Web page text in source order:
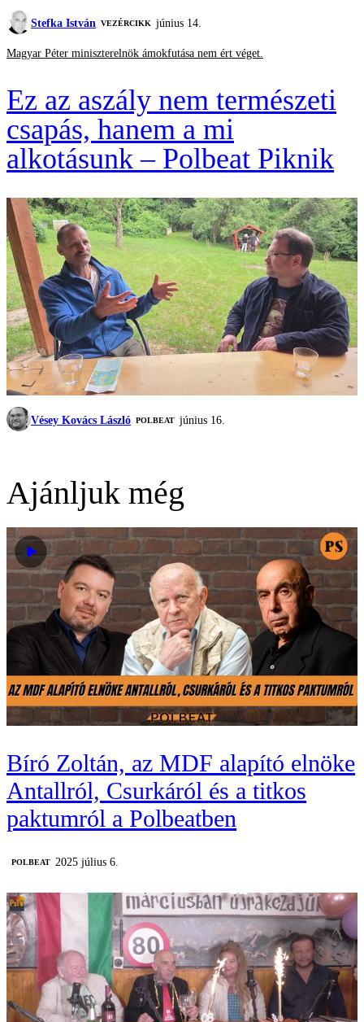
Stefka István VEZÉRCIKK június 14.
Magyar Péter miniszterelnök ámokfutása nem ért véget.
Ez az aszály nem természeti
csapás, hanem a mi
alkotásunk – Polbeat Piknik
Vésey Kovács László ‎POLBEAT június 16.
Ajánljuk még
Bíró Zoltán, az MDF alapító elnöke
Antallról, Csurkáról és a titkos
paktumról a Polbeatben
‎POLBEAT 2025 július 6.